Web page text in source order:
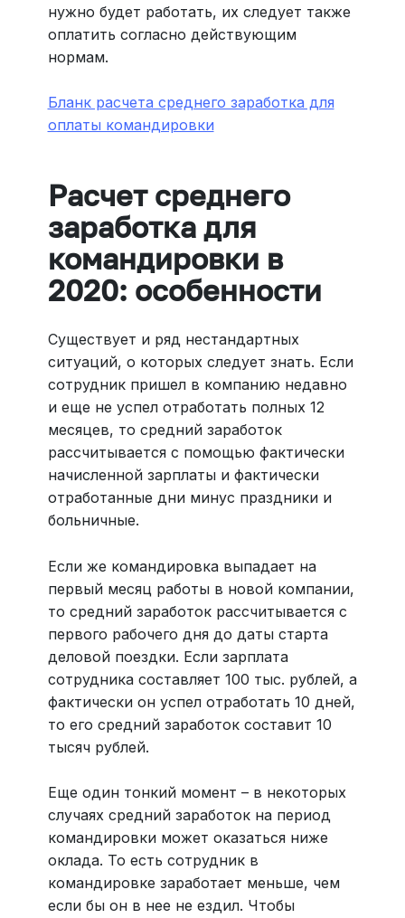
нужно будет работать, их следует также
оплатить согласно действующим
нормам.
Бланк расчета среднего заработка для
оплаты командировки
Расчет среднего
заработка для
командировки в
2020: особенности
Существует и ряд нестандартных
ситуаций, о которых следует знать. Если
сотрудник пришел в компанию недавно
и еще не успел отработать полных 12
месяцев, то средний заработок
рассчитывается с помощью фактически
начисленной зарплаты и фактически
отработанные дни минус праздники и
больничные.
Если же командировка выпадает на
первый месяц работы в новой компании,
то средний заработок рассчитывается с
первого рабочего дня до даты старта
деловой поездки. Если зарплата
сотрудника составляет 100 тыс. рублей, а
фактически он успел отработать 10 дней,
то его средний заработок составит 10
тысяч рублей.
Еще один тонкий момент – в некоторых
случаях средний заработок на период
командировки может оказаться ниже
оклада. То есть сотрудник в
командировке заработает меньше, чем
если бы он в нее не ездил. Чтобы